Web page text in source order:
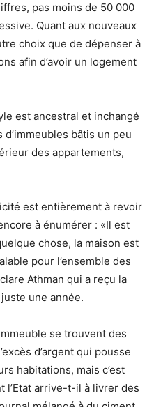
pas moins de 50 000
Quant aux nouveaux
choix que de dépenser à
afin d’avoir un logement
est ancestral et inchangé
bâtis un peu
des appartements,
est entièrement à revoir
à énumérer : «Il est
chose, la maison est
pour l’ensemble des
Athman qui a reçu la
une année.
se trouvent des
d’argent qui pousse
habitations, mais c’est
l’Etat arrive-t-il à livrer des